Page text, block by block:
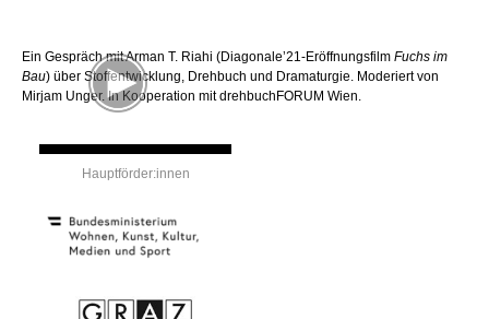
Ein Gespräch mit Arman T. Riahi (Diagonale’21-Eröffnungsfilm Fuchs im
Bau) über Stoffentwicklung, Drehbuch und Dramaturgie. Moderiert von
Mirjam Unger. In Kooperation mit drehbuchFORUM Wien.
Hauptförder:innen